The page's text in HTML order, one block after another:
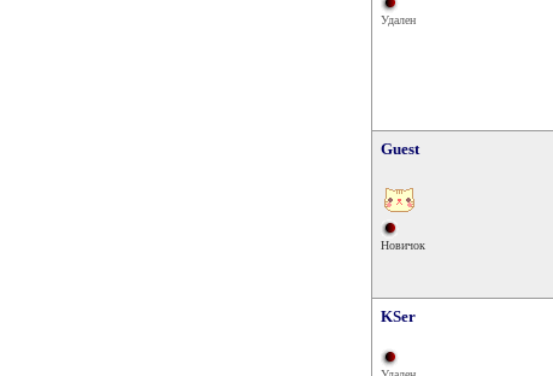
Удален
Guest
Новичок
KSer